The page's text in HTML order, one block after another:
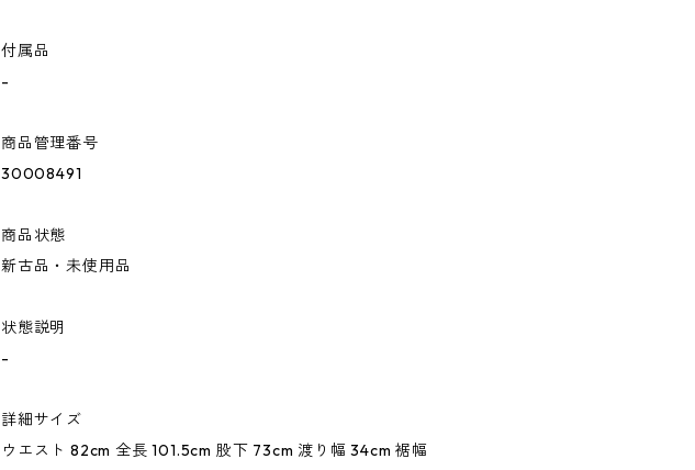
付属品
-
商品管理番号
30008491
商品状態
新古品・未使用品
状態説明
-
詳細サイズ
ウエスト 82cm 全長 101.5cm 股下 73cm 渡り幅 34cm 裾幅